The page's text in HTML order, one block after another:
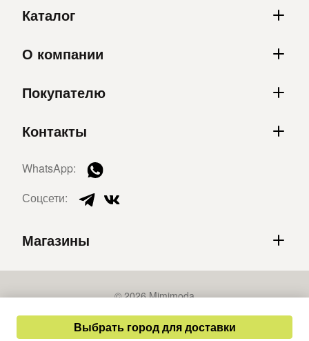
Выбрать город для доставки
Каталог
О компании
Покупателю
Контакты
WhatsApp:
Соцсети:
Магазины
© 2026 Mimimoda
Политика конфиденциальности